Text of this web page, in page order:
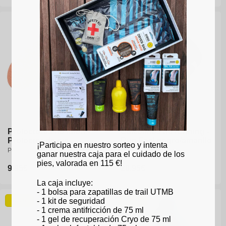
39-41
42-44
habitual
Protectores de talón -
Protector de pie
Plantillas de gel Silitene
Precio
9,95€
Calcetines de running -
Run Feel negro/amarillo
Calcetines de running
Precio
20,95€
Calcetines de running -
Run Feel negro/amarillo
Calcetines de running
Precio
20,95€
¡Participa en nuestro sorteo y intenta
ganar nuestra caja para el cuidado de los
pies, valorada en 115 €!
La caja incluye:
- 1 bolsa para zapatillas de trail UTMB
- 1 kit de seguridad
- 1 crema antifricción de 75 ml
- 1 gel de recuperación Cryo de 75 ml